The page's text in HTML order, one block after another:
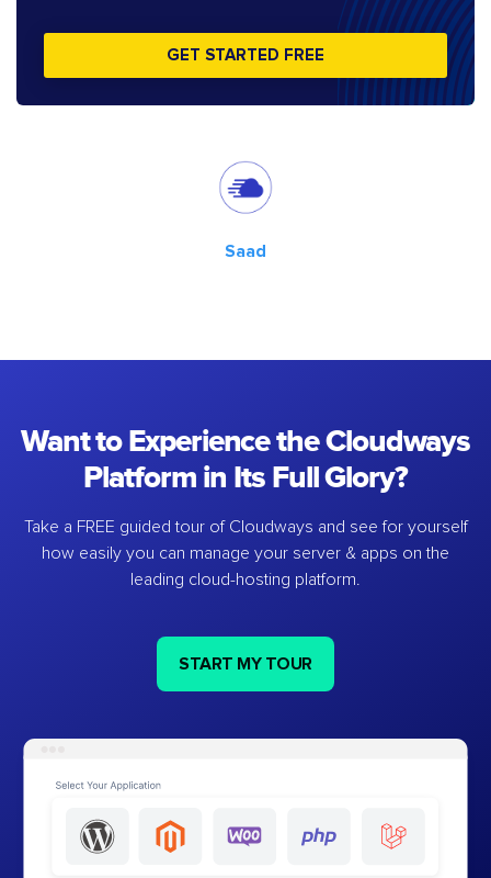
GET STARTED FREE
Saad
Want to Experience the Cloudways
Platform in Its Full Glory?
Take a FREE guided tour of Cloudways and see for yourself
how easily you can manage your server & apps on the
leading cloud-hosting platform.
START MY TOUR